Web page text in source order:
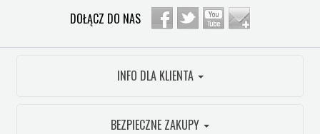
DOŁĄCZ DO NAS
INFO DLA KLIENTA
BEZPIECZNE ZAKUPY